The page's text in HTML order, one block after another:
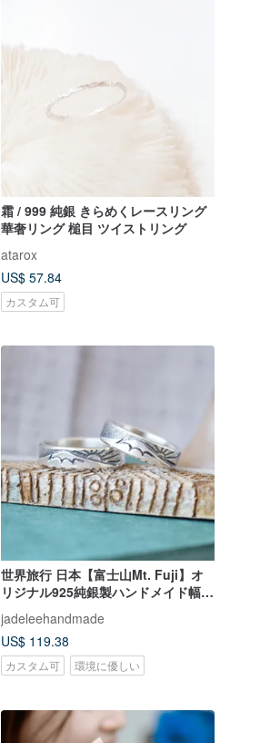
霜 / 999 純銀 きらめくレースリング
華奢リング 槌目 ツイストリング
atarox
US$ 57.84
カスタム可
世界旅行 日本【富士山Mt. Fuji】オ
リジナル925純銀製ハンドメイド幅広
jadeleehandmade
US$ 119.38
カスタム可 環境に優しい